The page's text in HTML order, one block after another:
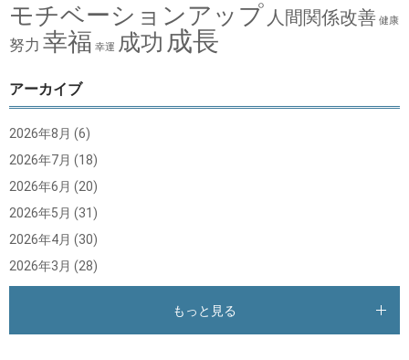
モチベーションアップ 人間関係改善 健康
努力 幸福 幸運 成功 成長
アーカイブ
2026年8月 (6)
2026年7月 (18)
2026年6月 (20)
2026年5月 (31)
2026年4月 (30)
2026年3月 (28)
もっと見る